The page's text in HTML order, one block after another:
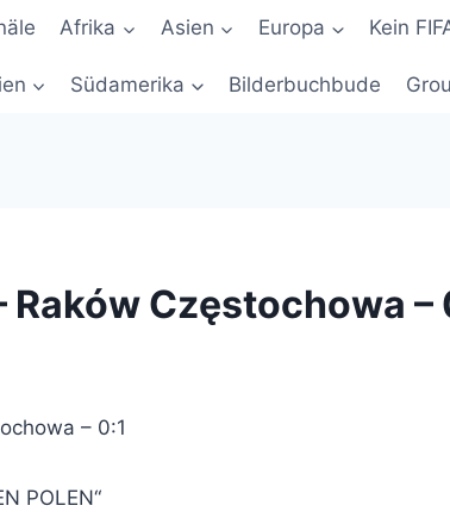
Afrika Asien Europa Kein
Südamerika Bilderbuchbude
Raków Częstochowa –
– 0:1
POLEN“